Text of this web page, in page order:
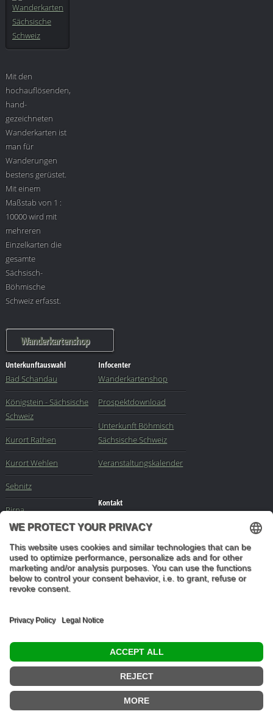
Mit den
hochauflösenden,
hand-
gezeichneten
Wanderkarten ist
man für
Wanderungen
bestens gerüstet.
Mit einem
Maßstab von 1 :
10000 wird mit
mehreren
Einzelkarten die
gesamte
Sächsisch-
Böhmische
Schweiz erfasst.
Wanderkartenshop
Unterkunftauswahl
Bad Schandau
Königstein - Sächsische
Schweiz
Kurort Rathen
Kurort Wehlen
Sebnitz
Pirna
Elbe- Sachsen-
Dresden
Infocenter
Wanderkartenshop
Prospektdownload
Unterkunft Böhmisch
Sächsische Schweiz
Veranstaltungskalender
Kontakt
Mail an die Redaktion
nachzudenken man
jahrelang im Moos
liegen könnte." (Franz
Kafka)